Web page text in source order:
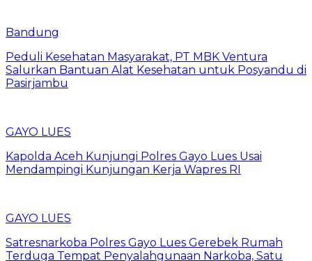
Bandung
Peduli Kesehatan Masyarakat, PT MBK Ventura
Salurkan Bantuan Alat Kesehatan untuk Posyandu di
Pasirjambu
GAYO LUES
Kapolda Aceh Kunjungi Polres Gayo Lues Usai
Mendampingi Kunjungan Kerja Wapres RI
GAYO LUES
Satresnarkoba Polres Gayo Lues Gerebek Rumah
Terduga Tempat Penyalahgunaan Narkoba, Satu